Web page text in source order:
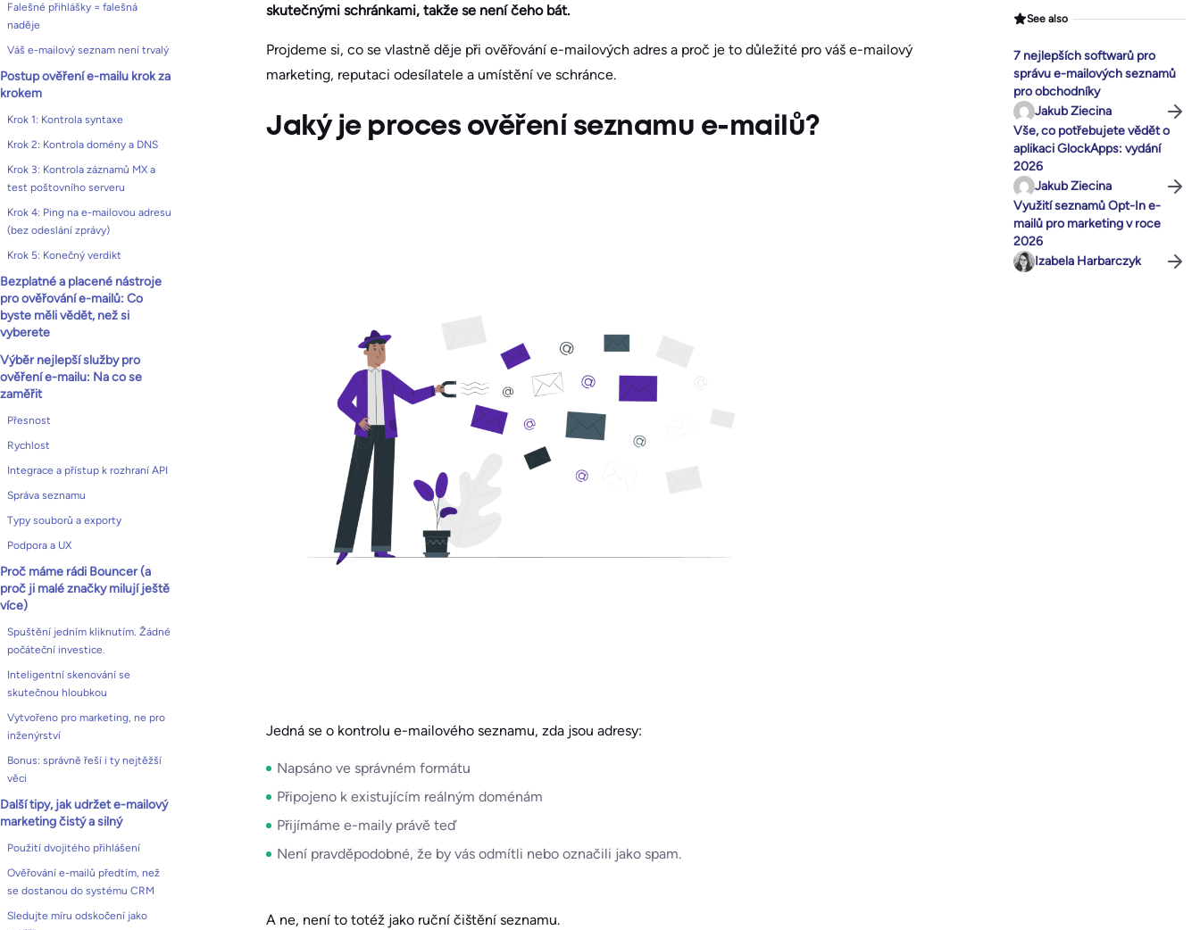
Falešné přihlášky = falešná
naděje
Váš e-mailový seznam není trvalý
Postup ověření e-mailu krok za
krokem
Krok 1: Kontrola syntaxe
Krok 2: Kontrola domény a DNS
Krok 3: Kontrola záznamů MX a
test poštovního serveru
Krok 4: Ping na e-mailovou adresu
(bez odeslání zprávy)
Krok 5: Konečný verdikt
Bezplatné a placené nástroje
pro ověřování e-mailů: Co
byste měli vědět, než si
vyberete
Výběr nejlepší služby pro
ověření e-mailu: Na co se
zaměřit
Přesnost
Rychlost
Integrace a přístup k rozhraní API
Správa seznamu
Typy souborů a exporty
Podpora a UX
Proč máme rádi Bouncer (a
proč ji malé značky milují ještě
více)
Spuštění jedním kliknutím. Žádné
počáteční investice.
Inteligentní skenování se
skutečnou hloubkou
Vytvořeno pro marketing, ne pro
inženýrství
Bonus: správně řeší i ty nejtěžší
věci
Další tipy, jak udržet e-mailový
marketing čistý a silný
Použití dvojitého přihlášení
Ověřování e-mailů předtím, než
se dostanou do systému CRM
Sledujte míru odskočení jako
skutečnými schránkami, takže se není čeho bát.
Projdeme si, co se vlastně děje při ověřování e-mailových adres a proč je to důležité pro váš e-mailový
marketing, reputaci odesílatele a umístění ve schránce.
Jaký je proces ověření seznamu e-mailů?
Jedná se o kontrolu e-mailového seznamu, zda jsou adresy:
Napsáno ve správném formátu
Připojeno k existujícím reálným doménám
Přijímáme e-maily právě teď
Není pravděpodobné, že by vás odmítli nebo označili jako spam.
A ne, není to totéž jako ruční čištění seznamu.
See also
7 nejlepších softwarů pro
správu e-mailových seznamů
pro obchodníky
Jakub Ziecina
Vše, co potřebujete vědět o
aplikaci GlockApps: vydání
2026
Jakub Ziecina
Využití seznamů Opt-In e-
mailů pro marketing v roce
2026
Izabela Harbarczyk